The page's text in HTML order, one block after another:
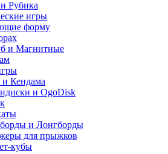
Рубика
игры
форму
и Магнитные
Кендама
и OgoDisk
и Лонгборды
для прыжков
кубы